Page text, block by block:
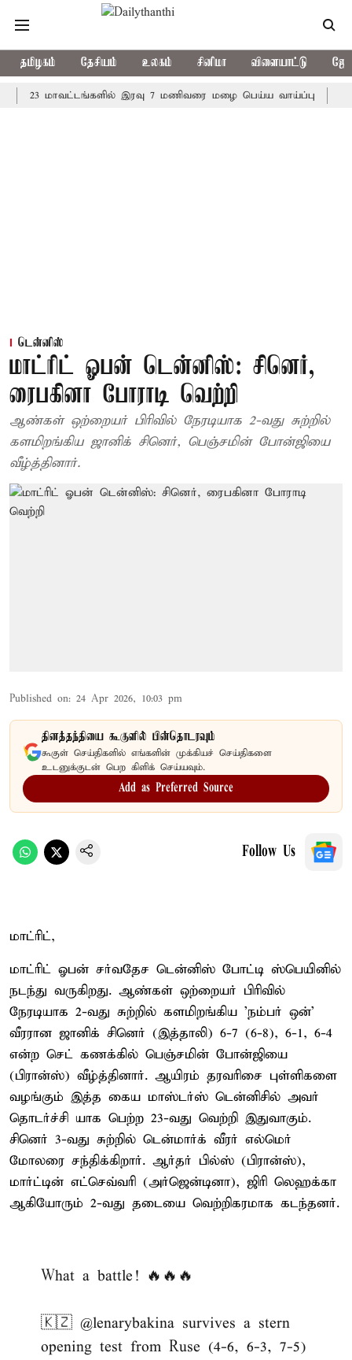
தமிழகம் தேசியம் உலகம் சினிமா விளையாட்டு
மாவட்டங்களில் இரவு 7 மணிவரை மழை பெய்ய வாய்ப்பு கொரிய
டென்னிஸ்
மாட்ரிட் ஓபன் டென்னிஸ்: சினெர்,
ரைபகினா போராடி வெற்றி
ஆண்கள் ஒற்றையர் பிரிவில் நேரடியாக 2-வது சுற்றில்
களமிறங்கிய ஜானிக் சினெர், பெஞ்சமின் போன்ஜியை
வீழ்த்தினார்.
Published on: 24 Apr 2026, 10:03 pm
தினத்தந்தியை கூகுளில் பின்தொடரவும்
கூகுள் செய்திகளில் எங்களின் முக்கியச் செய்திகளை
உடனுக்குடன் பெற கிளிக் செய்யவும்.
Add as Preferred Source
Follow Us
மாட்ரிட்,
மாட்ரிட் ஓபன் சர்வதேச டென்னிஸ் போட்டி ஸ்பெயினில்
நடந்து வருகிறது. ஆண்கள் ஒற்றையர் பிரிவில்
நேரடியாக 2-வது சுற்றில் களமிறங்கிய 'நம்பர் ஒன்'
வீரரான ஜானிக் சினெர் (இத்தாலி) 6-7 (6-8), 6-1, 6-4
என்ற செட் கணக்கில் பெஞ்சமின் போன்ஜியை
(பிரான்ஸ்) வீழ்த்தினார். ஆயிரம் தரவரிசை புள்ளிகளை
வழங்கும் இத்த கைய மாஸ்டர்ஸ் டென்னிசில் அவர்
தொடர்ச்சி யாக பெற்ற 23-வது வெற்றி இதுவாகும்.
சினெர் 3-வது சுற்றில் டென்மார்க் வீரர் எல்மெர்
மோலரை சந்திக்கிறார். ஆர்தர் பில்ஸ் (பிரான்ஸ்),
மார்ட்டின் எட்செவ்வரி (அர்ஜென்டினா), ஜிரி லெஹக்கா
ஆகியோரும் 2-வது தடையை வெற்றிகரமாக கடந்தனர்.
What a battle! 🔥🔥🔥
🇰🇿 @lenarybakina survives a stern
opening test from Ruse (4-6, 6-3, 7-5)